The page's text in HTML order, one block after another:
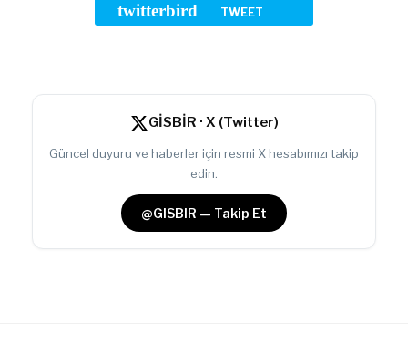
twitterbird TWEET
GİSBİR · X (Twitter)
Güncel duyuru ve haberler için resmi X hesabımızı takip
edin.
@GISBIR — Takip Et